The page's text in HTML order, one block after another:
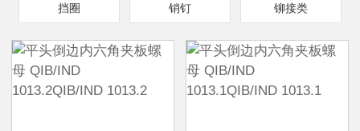
挡圈 销钉 铆接类